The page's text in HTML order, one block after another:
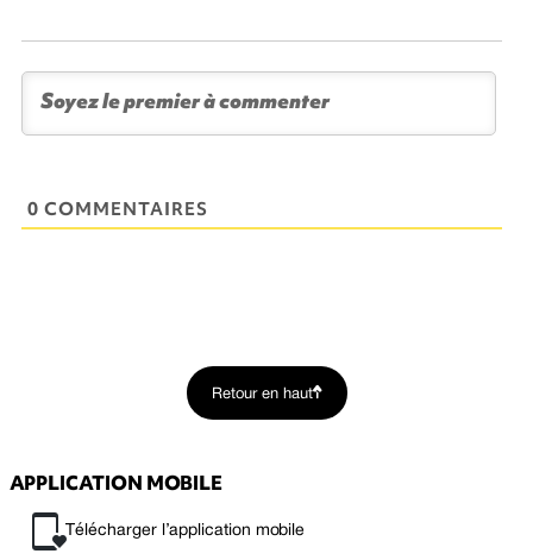
0 COMMENTAIRES
Retour en haut
APPLICATION MOBILE
Télécharger l’application mobile